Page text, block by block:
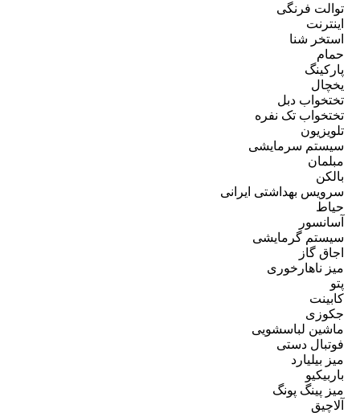
توالت فرنگی
اینترنت
استخر شنا
حمام
پارکینگ
یخچال
تختخواب دبل
تختخواب تک نفره
تلویزیون
سیستم سرمایشی
مبلمان
بالکن
سرویس بهداشتی ایرانی
حیاط
آسانسور
سیستم گرمایشی
اجاق گاز
میز ناهارخوری
پتو
کابینت
جکوزی
ماشین لباسشویی
فوتبال دستی
میز بیلیارد
باربیکیو
میز پینگ پونگ
آلاچیق